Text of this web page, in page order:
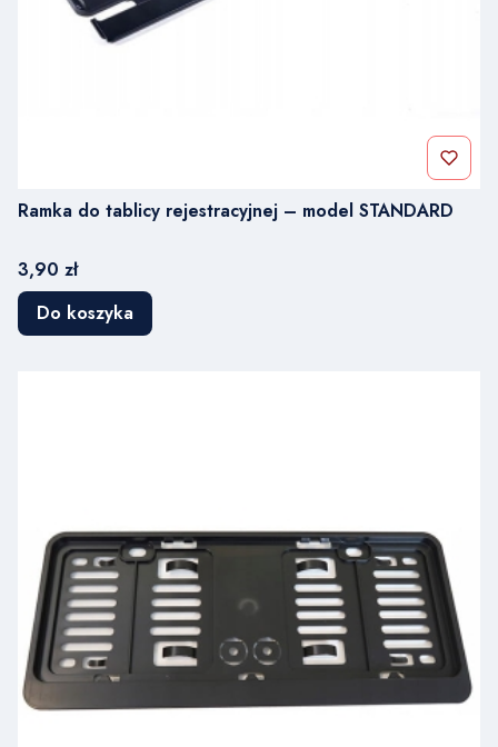
Ramka do tablicy rejestracyjnej – model STANDARD
Cena
3,90 zł
Do koszyka